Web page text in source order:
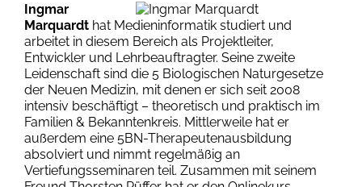
Ingmar
Marquardthat Medieninformatik studiert und
arbeitet in diesem Bereich als Projektleiter,
Entwickler und Lehrbeauftragter. Seine zweite
Leidenschaft sind die 5 Biologischen Naturgesetze
der Neuen Medizin, mit denen er sich seit 2008
intensiv beschäftigt – theoretisch und praktisch im
Familien & Bekanntenkreis. Mittlerweile hat er
außerdem eine 5BN-Therapeutenausbildung
absolviert und nimmt regelmäßig an
Vertiefungsseminaren teil. Zusammen mit seinem